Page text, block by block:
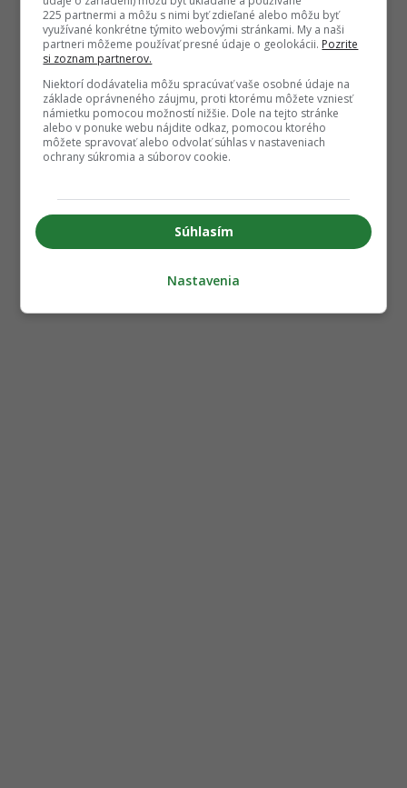
225 partnermi a môžu s nimi byť zdieľané alebo môžu byť
využívané konkrétne týmito webovými stránkami. My a naši
partneri môžeme používať presné údaje o geolokácii. Pozrite
si zoznam partnerov.
Niektorí dodávatelia môžu spracúvať vaše osobné údaje na
základe oprávneného záujmu, proti ktorému môžete vzniesť
námietku pomocou možností nižšie. Dole na tejto stránke
alebo v ponuke webu nájdite odkaz, pomocou ktorého
môžete spravovať alebo odvolať súhlas v nastaveniach
ochrany súkromia a súborov cookie.
Súhlasím
Nastavenia